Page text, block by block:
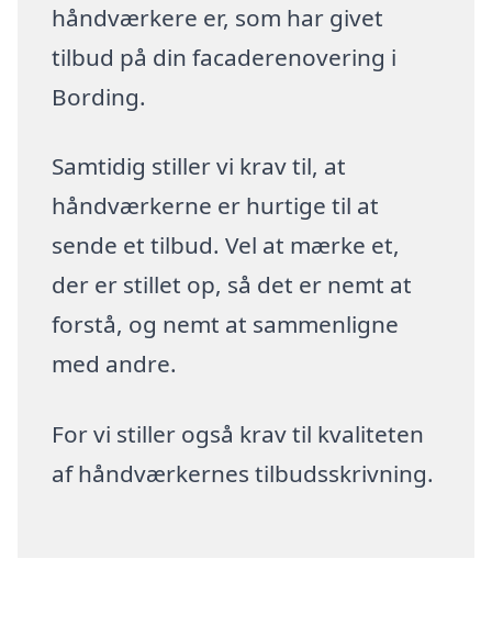
håndværkere er, som har givet
tilbud på din facaderenovering i
Bording.
Samtidig stiller vi krav til, at
håndværkerne er hurtige til at
sende et tilbud. Vel at mærke et,
der er stillet op, så det er nemt at
forstå, og nemt at sammenligne
med andre.
For vi stiller også krav til kvaliteten
af håndværkernes tilbudsskrivning.